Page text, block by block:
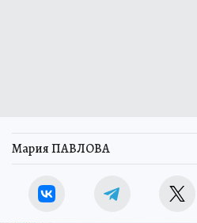
Мария ПАВЛОВА